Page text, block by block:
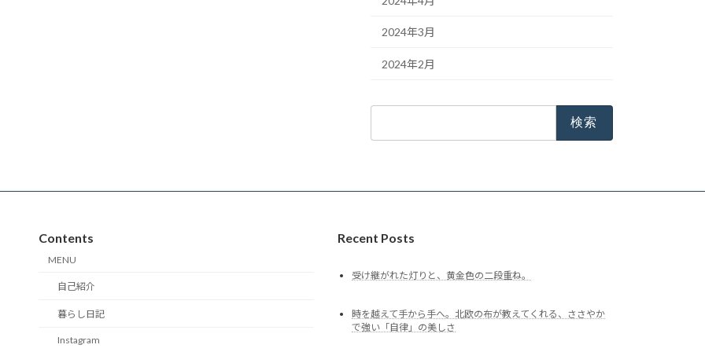
2024年3月
2024年2月
Contents
MENU
自己紹介
暮らし日記
Instagram
Recent Posts
受け継がれた灯りと、黄金色の二段重ね。
時を越えて手から手へ。北欧の布が教えてくれる、ささやか
で強い「自律」の美しさ